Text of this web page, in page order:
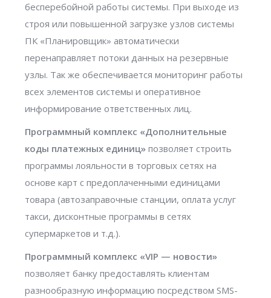
бесперебойной работы системы. При выходе из
строя или повышенной загрузке узлов системы
ПК «Планировщик» автоматически
перенаправляет потоки данных на резервные
узлы. Так же обеспечивается мониторинг работы
всех элементов системы и оперативное
информирование ответственных лиц.
Программный комплекс «Дополнительные
коды платежных единиц» позволяет строить
программы лояльности в торговых сетях на
основе карт с предоплаченными единицами
товара (автозаправочные станции, оплата услуг
такси, дисконтные программы в сетях
супермаркетов и т.д.).
Программный комплекс «VIP — новости»
позволяет банку предоставлять клиентам
разнообразную информацию посредством SMS-